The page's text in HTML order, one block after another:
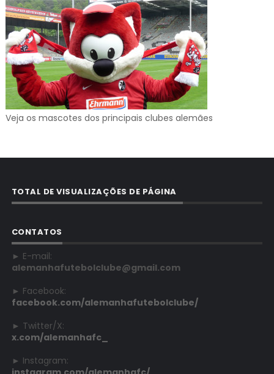
Veja os mascotes dos principais clubes alemães
TOTAL DE VISUALIZAÇÕES DE PÁGINA
CONTATOS
► E-mail:
alemanhafutebolclube@gmail.com
► Facebook:
facebook.com/alemanhafutebolclube/
► Twitter/X:
x.com/alemanhafc_
► Instagram: